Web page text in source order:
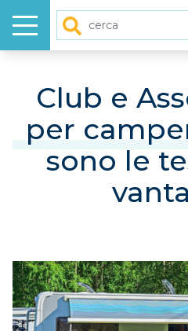
Menu
NUOVO
USATO
VIDEO
ARTICOLI
Club e
per
sono le